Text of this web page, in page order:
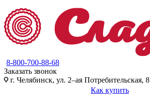
8-800-700-88-68
Заказать звонок
г. Челябинск, ул. 2–ая Потребительская, 8
Как купить